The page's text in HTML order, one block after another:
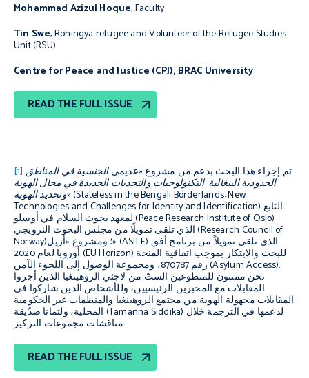
Mohammad Azizul Hoque, Faculty
Tin Swe, Rohingya refugee and Volunteer of the Refugee Studies
Unit (RSU)
Centre for Peace and Justice (CPJ), BRAC University
READ THE FULL ISSUE
[1] تم إجراء هذا البحث بدعم من مشروع «عديميالجنسية في المناطق
الحدودية البنغالية: التكنولوجيات والتحديات الجديدة في مجال الهوية
وتحديد الهوية» (Stateless in the Bengali Borderlands: New
Technologies and Challenges for Identity and Identification)
لمعهد بحوث السلام في أوسلو (Peace Research Institute of Oslo)
الذي تلقى تمويلًا من مجلس البحوث النرويجي (Research Council of
Norway)؛ ومشروع «أزيل» (ASILE) الذي تلقى تمويلاً من برنامج أفق
أوروبا لعام 2020 (EU Horizon) للبحث والابتكار بموجب اتفاقية المنحة
رقم 870787، ومجموعة الوصول إلى اللجوء الآمن (Asylum Access).
نحن ممتنون للمتطوعين الستّ من لاجئي الروهينغيا الذين أجروا
المقابلات مع المخبرين الرئيسيين، وللأشخاص الذين شاركوا في
المقابلات مجهولة الهوية من مجتمع الروهينغيا والمنظمات غير الحكومية
المحلية، ولتمانا صدّيقة (Tamanna Siddika) لدعمها في الترجمة خلال
مناقشات مجموعات التركيز.
READ THE FULL ISSUE